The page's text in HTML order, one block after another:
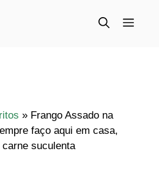
Menu
» Frango Assado na
faço aqui em casa,
suculenta